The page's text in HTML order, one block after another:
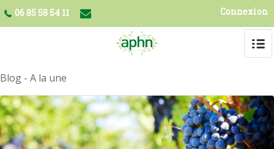
06 85 58 54 11 Connexion
Blog - A la une